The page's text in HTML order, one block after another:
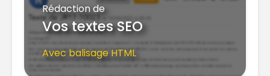
Rédaction de
Vos textes SEO
Avec balisage HTML